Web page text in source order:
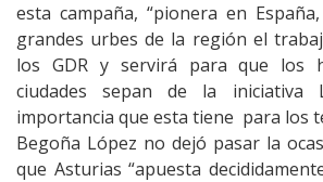
esta campaña, “pionera en
grandes urbes de la región el
los GDR y servirá para que los
ciudades sepan de la iniciativa
importancia que esta tiene para los
Begoña López no dejó pasar la
que Asturias “apuesta